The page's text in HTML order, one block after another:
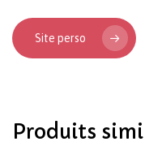
Site perso
Produits